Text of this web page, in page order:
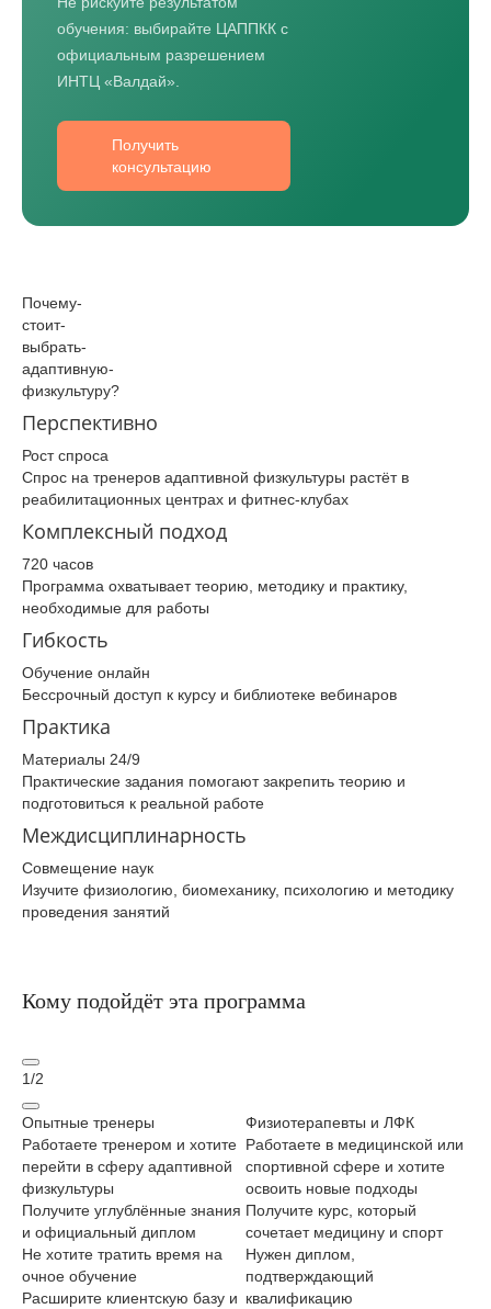
обучения: выбирайте ЦАППКК с
официальным разрешением
ИНТЦ «Валдай».
Получить
консультацию
Почему­
стоит­
выбрать­
адаптивную­
физкультуру­?
Перспективно
Рост спроса
Спрос на тренеров адаптивной физкультуры растёт в
реабилитационных центрах и фитнес‑клубах
Комплексный подход
720 часов
Программа охватывает теорию, методику и практику,
необходимые для работы
Гибкость
Обучение онлайн
Бессрочный доступ к курсу и библиотеке вебинаров
Практика
Материалы 24/9
Практические задания помогают закрепить теорию и
подготовиться к реальной работе
Междисциплинарность
Совмещение наук
Изучите физиологию, биомеханику, психологию и методику
проведения занятий
Кому подойдёт эта программа
1/2
Опытные тренеры
Работаете тренером и хотите
перейти в сферу адаптивной
физкультуры
Получите углублённые знания
и официальный диплом
Не хотите тратить время на
очное обучение
Расширите клиентскую базу и
Физиотерапевты и ЛФК
Работаете в медицинской или
спортивной сфере и хотите
освоить новые подходы
Получите курс, который
сочетает медицину и спорт
Нужен диплом,
подтверждающий
квалификацию